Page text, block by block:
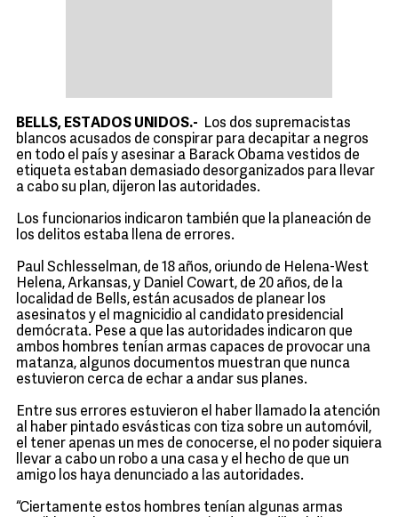
BELLS, ESTADOS UNIDOS.-
Los dos supremacistas
blancos acusados de conspirar para decapitar a negros
en todo el país y asesinar a Barack Obama vestidos de
etiqueta estaban demasiado desorganizados para llevar
a cabo su plan, dijeron las autoridades.
Los funcionarios indicaron también que la planeación de
los delitos estaba llena de errores.
Paul Schlesselman, de 18 años, oriundo de Helena-West
Helena, Arkansas, y Daniel Cowart, de 20 años, de la
localidad de Bells, están acusados de planear los
asesinatos y el magnicidio al candidato presidencial
demócrata. Pese a que las autoridades indicaron que
ambos hombres tenían armas capaces de provocar una
matanza, algunos documentos muestran que nunca
estuvieron cerca de echar a andar sus planes.
Entre sus errores estuvieron el haber llamado la atención
al haber pintado esvásticas con tiza sobre un automóvil,
el tener apenas un mes de conocerse, el no poder siquiera
llevar a cabo un robo a una casa y el hecho de que un
amigo los haya denunciado a las autoridades.
“Ciertamente estos hombres tenían algunas armas